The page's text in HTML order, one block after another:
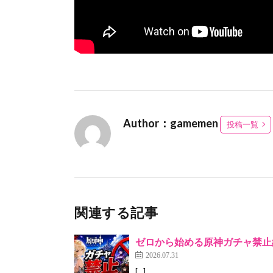
Author：gamemen 投稿一覧
関連する記事
ゼロから始める原神ガチャ禁
2026.07.31